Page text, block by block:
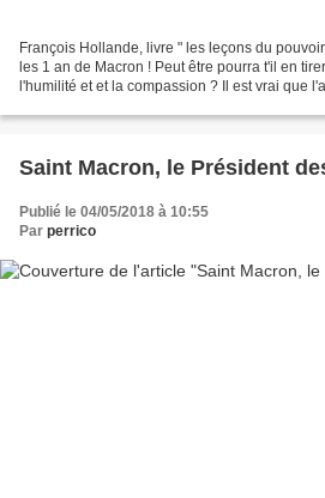
François Hollande, livre " les leçons du
les 1 an de Macron ! Peut être pourra t'il en
l'humilité et et la compassion ? Il est vrai que
Saint Macron, le Président
Publié le 04/05/2018 à 10:55
Par perrico